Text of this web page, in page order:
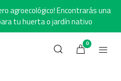
agroecológico! Encontrarás una
tu huerta o jardín nativo
0